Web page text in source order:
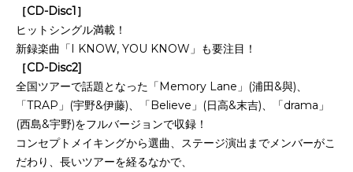
［CD-Disc1］
ヒットシングル満載！
新録楽曲「I KNOW, YOU KNOW」も要注目！
［CD-Disc2]
全国ツアーで話題となった「Memory Lane」(浦田&與)、
「TRAP」(宇野&伊藤)、「Believe」(日高&末吉)、「drama」
(西島&宇野)をフルバージョンで収録！
コンセプトメイキングから選曲、ステージ演出までメンバーがこ
だわり、長いツアーを経るなかで、